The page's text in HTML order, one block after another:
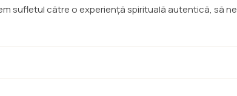
sufletul către o experiență spirituală autentică, să